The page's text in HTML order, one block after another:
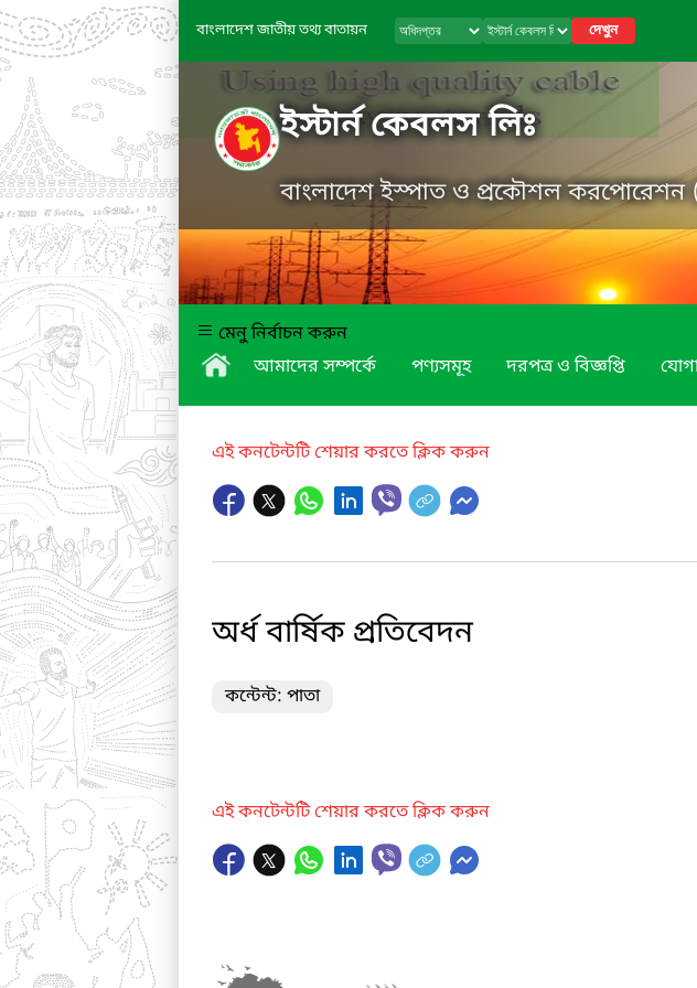
বাংলাদেশ জাতীয় তথ্য বাতায়ন দেখুন
ইস্টার্ন কেবলস লিঃ
বাংলাদেশ ইস্পাত ও প্রকৌশল করপোরেশন
মেনু নির্বাচন করুন
আমাদের সম্পর্কে
পণ্যসমূহ দরপত্র ও বিজ্ঞপ্তি
এই কনটেন্টটি শেয়ার করতে ক্লিক করুন
অর্ধ বার্ষিক প্রতিবেদন
কন্টেন্ট: পাতা
এই কনটেন্টটি শেয়ার করতে ক্লিক করুন